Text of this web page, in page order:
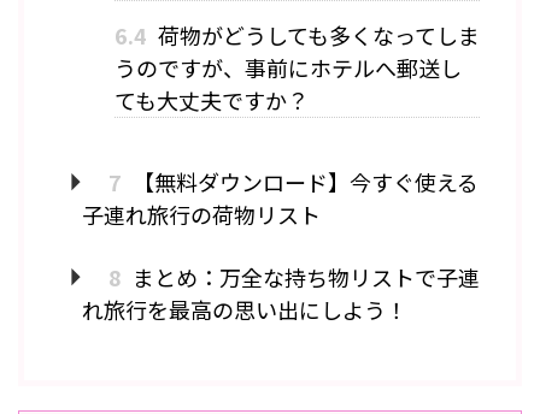
6.4 荷物がどうしても多くなってしま
うのですが、事前にホテルへ郵送し
ても大丈夫ですか？
7
【無料ダウンロード】今すぐ使える
子連れ旅行の荷物リスト
8 まとめ：万全な持ち物リストで子連
れ旅行を最高の思い出にしよう！